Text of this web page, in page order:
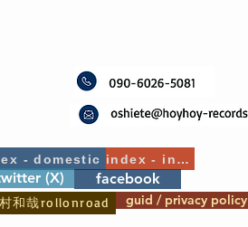
- domestic index - int'l
guid / privacy policy
(X)
和哉rollonroad
facebook